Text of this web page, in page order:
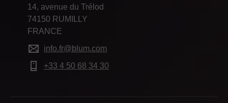
14, avenue du Trélod
74150 RUMILLY
FRANCE
info.fr@blum.com
+33 4 50 68 34 30